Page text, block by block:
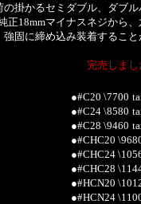
掛かるセミダブル、ダブ
正18mmマイナスネジから
強固に締め込み装着するこ
完売しまし
●#C20 \7700
●#C24 \8580
●#C28 \9460
●#CHC20
●#CHC24
●#CHC28
●#HCN20
●#HCN24